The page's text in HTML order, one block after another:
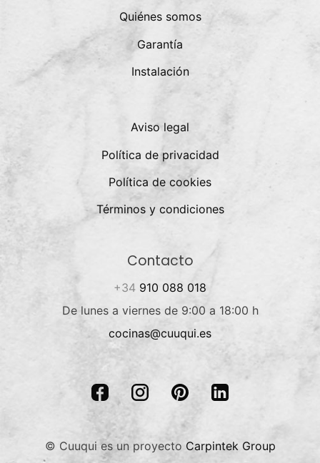
Quiénes somos
Garantía
Instalación
Aviso legal
Política de privacidad
Política de cookies
Términos y condiciones
Contacto
+34 910 088 018
De lunes a viernes de 9:00 a 18:00 h
cocinas@cuuqui.es
© Cuuqui es un proyecto Carpintek Group